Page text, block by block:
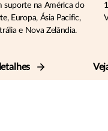
suporte na América do
Europa, Ásia Pacific,
e Nova Zelândia.